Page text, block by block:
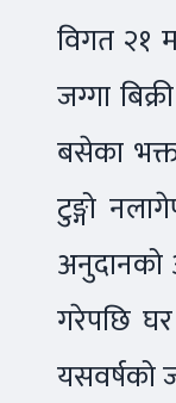
विगत २१
जग्गा
बसेका
टुङ्गो
गरेपछि
यसवर्षको